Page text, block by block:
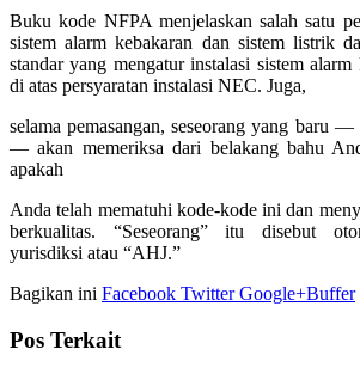
Buku kode NFPA menjelaskan salah satu
sistem alarm kebakaran dan sistem listrik
standar yang mengatur instalasi sistem
di atas persyaratan instalasi NEC. Juga,
selama pemasangan, seseorang yang baru
— akan memeriksa dari belakang bahu
apakah
Anda telah mematuhi kode-kode ini dan
berkualitas. “Seseorang” itu disebut
yurisdiksi atau “AHJ.”
Bagikan ini Facebook TwitterGoogle+Buffer
Pos Terkait